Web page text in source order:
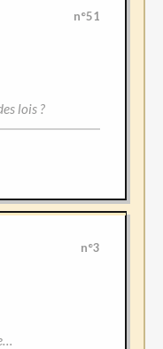
n°51
lois ?
n°3